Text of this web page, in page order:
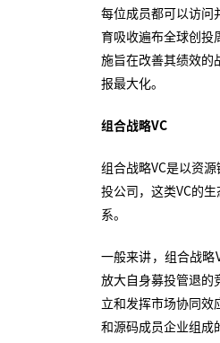
每位成员都可以访问
育吸收遍布全球创投
施旨在改善其绩效的
报最大化。
组合战略VC
组合战略VC是以资
投公司，这类VC的
系。
一般来讲，组合战
放大自身募投管退的
立和发挥市场协同
和源码成员企业组